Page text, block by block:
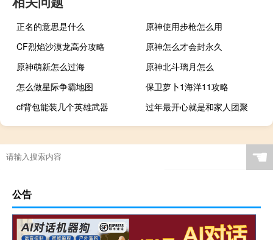
正名的意思是什么
原神使用步枪怎么用
CF烈焰沙漠龙高分攻略
原神怎么才会封永久
原神萌新怎么过海
原神北斗璃月怎么
怎么做星际争霸地图
保卫萝卜1海洋11攻略
cf背包能装几个英雄武器
过年最开心就是和家人团聚
☚
公告